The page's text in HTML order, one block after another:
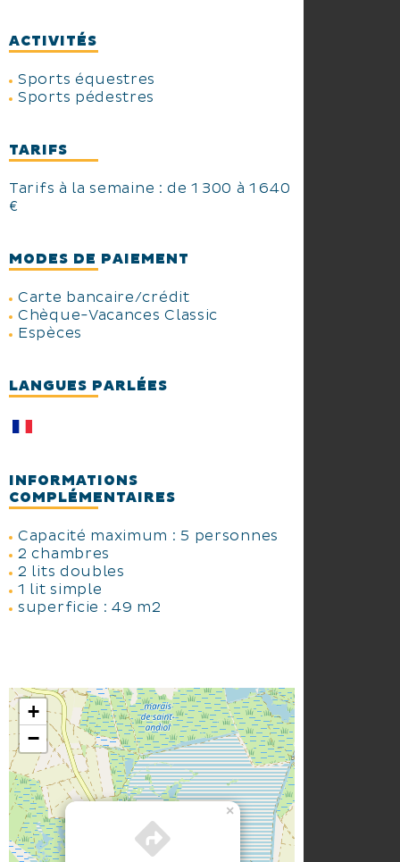
ACTIVITÉS
Sports équestres
Sports pédestres
TARIFS
Tarifs à la semaine : de 1 300 à 1 640
€
MODES DE PAIEMENT
Carte bancaire/crédit
Chèque-Vacances Classic
Espèces
LANGUES PARLÉES
INFORMATIONS
COMPLÉMENTAIRES
Capacité maximum : 5 personnes
2 chambres
2 lits doubles
1 lit simple
superficie : 49 m2
×
+
−